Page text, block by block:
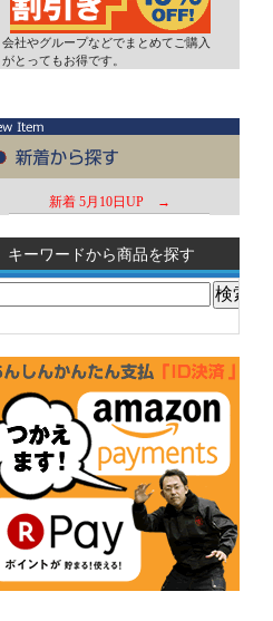
会社やグループなどでまとめてご購入
がとってもお得です。
新着 5月10日UP →
キーワードから商品を探す